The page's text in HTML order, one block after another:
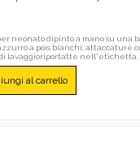
neonato dipinto a mano su una
a pois bianchi, attaccature
lavaggioriportatte nell'etichetta.
al carrello